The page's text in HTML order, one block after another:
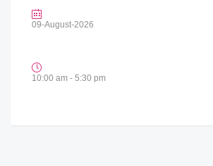
09-August-2026
10:00 am - 5:30 pm